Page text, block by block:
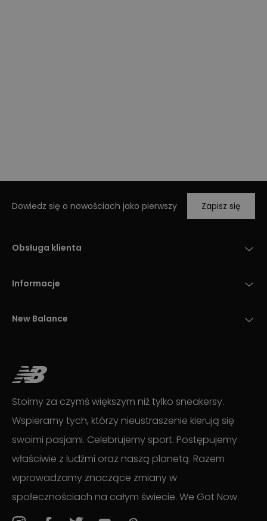
Dowiedz się o nowościach jako pierwszy Zapisz się
Obsługa klienta
Informacje
New Balance
Stoimy za czymś większym niż tylko sneakersy.
Wspieramy tych, którzy nieustraszenie kierują się
swoimi pasjami. Celebrujemy sport. Postępujemy
właściwie z ludźmi oraz naszą planetą. Razem
wprowadzamy znaczące zmiany w
społecznościach na całym świecie. We Got Now.